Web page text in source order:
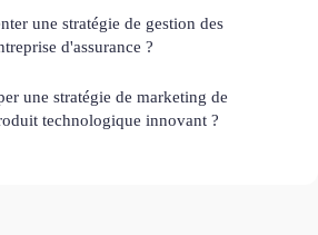
une stratégie de gestion des
d'assurance ?
une stratégie de marketing de
technologique innovant ?